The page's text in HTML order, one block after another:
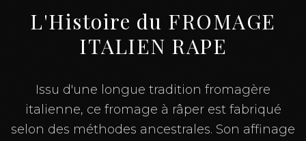
L'Histoire du FROMAGE
ITALIEN RAPE
Issu d'une longue tradition fromagère
italienne, ce fromage à râper est fabriqué
selon des méthodes ancestrales. Son affinage